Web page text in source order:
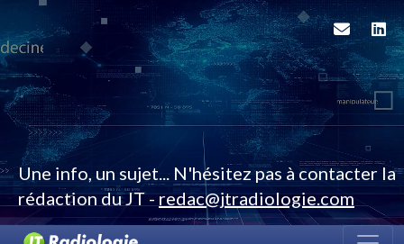
Une info, un sujet... N'hésitez pas à contacter la
rédaction du JT -redac@jtradiologie.com